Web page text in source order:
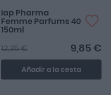
Iap Pharma
Femme Parfums 40
150ml
9,85 €
12,35 €
Añadir a la cesta